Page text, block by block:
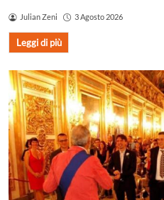
Julian Zeni 3 Agosto 2026
Leggi di più